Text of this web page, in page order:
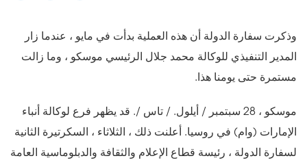
وذكرت سفارة الدولة أن هذه العملية بدأت في مايو ، عندما زار
المدير التنفيذي للوكالة محمد جلال الرئيسي موسكو ، وما زالت
مستمرة حتى يومنا هذا.
موسكو ، 28 سبتمبر / أيلول. / تاس /. قد يظهر فرع لوكالة أنباء
الإمارات (وام) في روسيا. أعلنت ذلك ، الثلاثاء ، السكرتيرة الثانية
لسفارة الدولة ، رئيسة قطاع الإعلام والثقافة والدبلوماسية العامة